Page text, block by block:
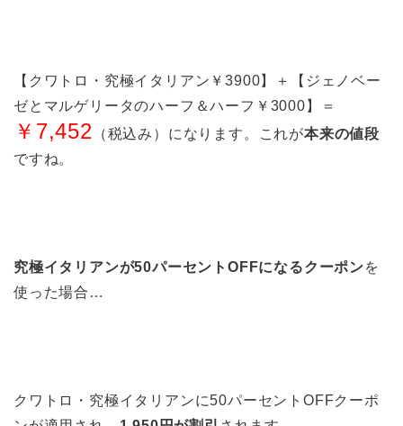
【クワトロ・究極イタリアン￥3900】＋【ジェノベー
ゼとマルゲリータのハーフ＆ハーフ￥3000】＝
￥7,452 （税込み）になります。これが本来の値段
ですね。
究極イタリアンが50パーセントOFFになるクーポンを
使った場合…
クワトロ・究極イタリアンに50パーセントOFFクーポ